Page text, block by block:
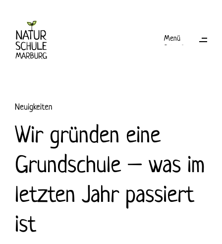
Menü
Neuigkeiten
Wir gründen eine
Grundschule – was im
letzten Jahr passiert
ist